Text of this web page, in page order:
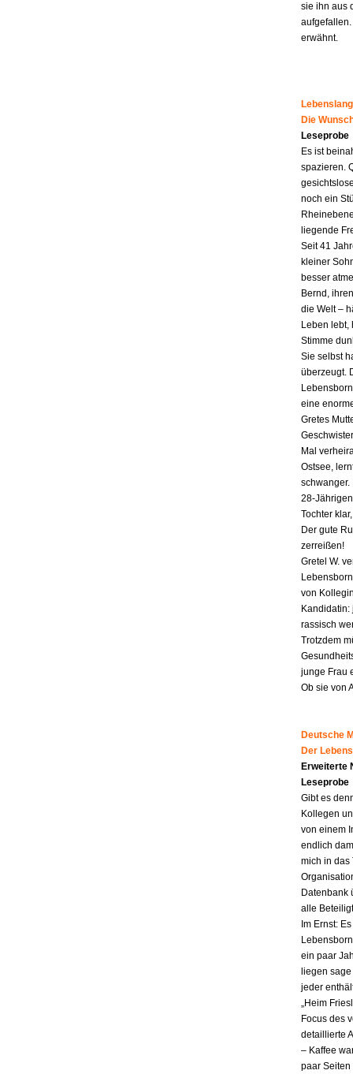
sie ihn aus
erwähnt.
Die
Leseprobe
Es ist
spazieren.
noch ein
liegende
Seit 41
kleiner
besser
Bernd,
die Welt –
Leben lebt,
Stimme
Sie selbst
überzeugt.
eine
Gretes
Mal
Ostsee,
schwanger.
28-
Tochter
Der gute
zerreißen!
Gretel W.
von
rassisch
Trotzdem
junge Frau
Ob sie von
Deutsche
Der
Erweiterte
Leseprobe
Gibt es
Kollegen
von einem
endlich
mich in das
Datenbank
alle
Im Ernst:
ein paar
liegen
jeder
„Heim
Focus des
detaillierte
– Kaffee
paar